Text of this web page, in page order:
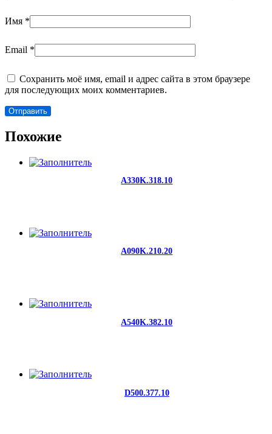
Имя *
Email *
Сохранить моё имя, email и адрес сайта в этом браузере
для последующих моих комментариев.
Похожие
A330K.318.10
A090K.210.20
A540K.382.10
D500.377.10